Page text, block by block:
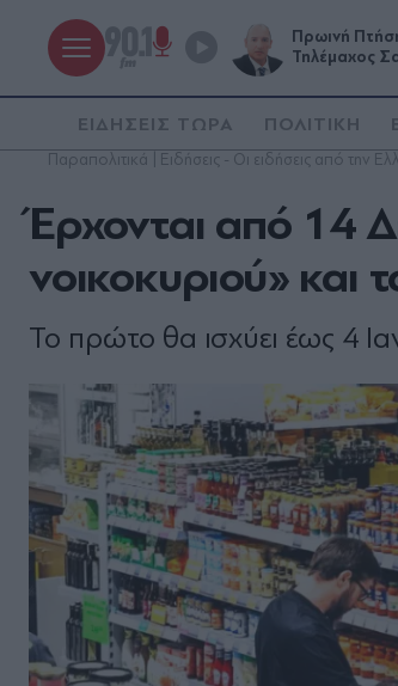
Πρωινή
Τηλέμαχος
ΕΙΔΗΣΕΙΣ ΤΩΡΑ ΠΟΛΙΤΙΚΗ
Παραπολιτικά | Ειδήσεις - Οι ειδήσεις από την
Έρχονται από 14
νοικοκυριού» και
Το πρώτο θα ισχύει έως 4